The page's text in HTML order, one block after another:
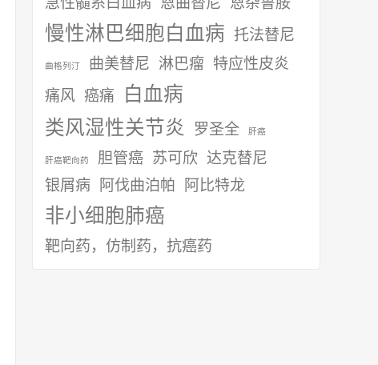
慢性淋巴细胞白血病 托法替尼
曲格列汀 曲美替尼 淋巴瘤 特应性皮炎
痛风 癌痛
白血病
类风湿性关节炎
罗圣全 肝癌
肝癌靶向药 胆管癌 苏可欣 达克替尼
银屑病
阿伐曲泊帕 阿比特龙
非小细胞肺癌
靶向药，仿制药，抗癌药